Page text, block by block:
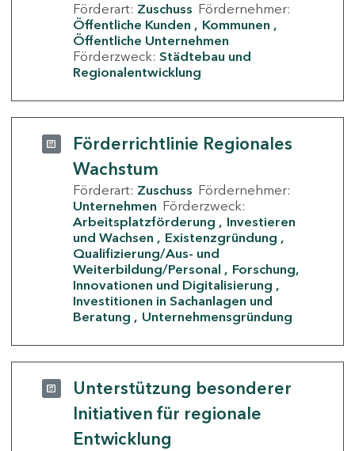
Förderart: Zuschuss Fördernehmer:
Öffentliche Kunden
Kommunen
Öffentliche Unternehmen
Förderzweck: Städtebau und
Regionalentwicklung
Förderrichtlinie Regionales
Wachstum
Förderart: Zuschuss Fördernehmer:
Unternehmen Förderzweck:
Arbeitsplatzförderung
Investieren
und Wachsen
Existenzgründung
Qualifizierung/Aus- und
Weiterbildung/Personal
Forschung,
Innovationen und Digitalisierung
Investitionen in Sachanlagen und
Beratung
Unternehmensgründung
Unterstützung besonderer
Initiativen für regionale
Entwicklung